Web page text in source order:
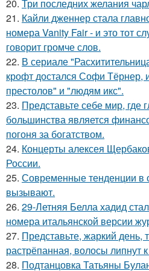
20. Три последних желания
21. Кайли дженнер стала
номера Vanity Fair - и это тот
говорит громче слов.
22. В сериале
крофт достался Софи Тёрнер,
престолов" и "людям икс".
23. Представьте себе мир, где
большинства является
погоня за богатством.
24. Концерты алексея
России.
25. Современные тенденции в
вызывают.
26. 29-Летняя Белла хадид
номера итальянской версии
27. Представьте, жаркий день,
растрёпанная, волосы липнут
28. Подтанцовка Татьяны